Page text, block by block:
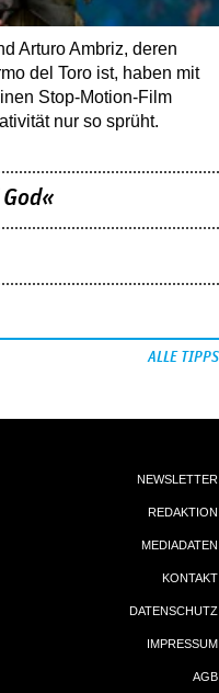
Arturo Ambriz, deren
del Toro ist, haben mit
Stop-Motion-Film
nur so sprüht.
ALLE TIPPS
NEWSLETTER
REDAKTION
MEDIADATEN
KONTAKT
DATENSCHUTZ
IMPRESSUM
AGB